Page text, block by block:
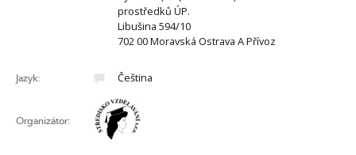
prostředků ÚP.
Libušina 594/10
702 00 Moravská Ostrava A Přívoz
Jazyk: Čeština
Organizátor: